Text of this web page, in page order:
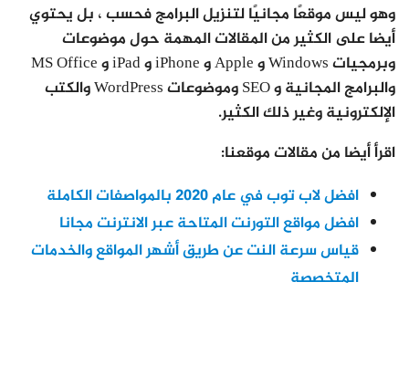
وهو ليس موقعًا مجانيًا لتنزيل البرامج فحسب ، بل يحتوي
أيضا على الكثير من المقالات المهمة حول موضوعات
وبرمجيات Windows و Apple و iPhone و iPad و MS Office
والبرامج المجانية و SEO وموضوعات WordPress والكتب
الإلكترونية وغير ذلك الكثير.
اقرأ أيضا من مقالات موقعنا:
افضل لاب توب في عام 2020 بالمواصفات الكاملة
افضل مواقع التورنت المتاحة عبر الانترنت مجانا
قياس سرعة النت عن طريق أشهر المواقع والخدمات
المتخصصة